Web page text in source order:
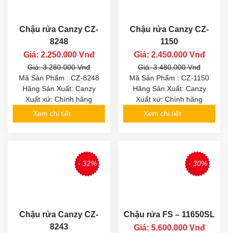
Chậu rửa Canzy CZ-
8248
Giá: 2.250.000 Vnđ
Giá: 3.280.000 Vnđ
Mã Sản Phẩm : CZ-8248
Hãng Sản Xuất: Canzy
Xuất xứ: Chính hãng
Xem chi tiết
Chậu rửa Canzy CZ-
1150
Giá: 2.450.000 Vnđ
Giá: 3.480.000 Vnđ
Mã Sản Phẩm : CZ-1150
Hãng Sản Xuất: Canzy
Xuất xứ: Chính hãng
Xem chi tiết
- 32%
Chậu rửa Canzy CZ-
8243
- 30%
Chậu rửa FS – 11650SL
Giá: 5.600.000 Vnđ